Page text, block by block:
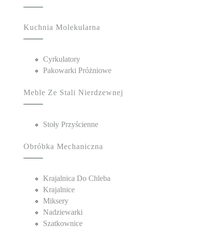
Kuchnia Molekularna
Cyrkulatory
Pakowarki Próżniowe
Meble Ze Stali Nierdzewnej
Stoły Przyścienne
Obróbka Mechaniczna
Krajalnica Do Chleba
Krajalnice
Miksery
Nadziewarki
Szatkownice